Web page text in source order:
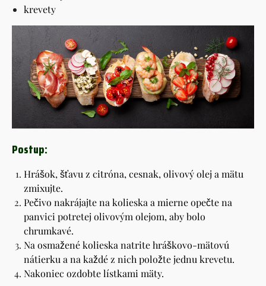
krevety
Postup:
Hrášok, šťavu z citróna, cesnak, olivový olej a mätu
zmixujte.
Pečivo nakrájajte na kolieska a mierne opečte na
panvici potretej olivovým olejom, aby bolo
chrumkavé.
Na osmažené kolieska natrite hráškovo-mätovú
nátierku a na každé z nich položte jednu krevetu.
Nakoniec ozdobte lístkami mäty.